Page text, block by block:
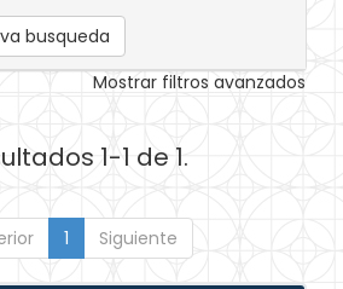
busqueda
Mostrar filtros avanzados
1-1 de 1.
1 Siguiente